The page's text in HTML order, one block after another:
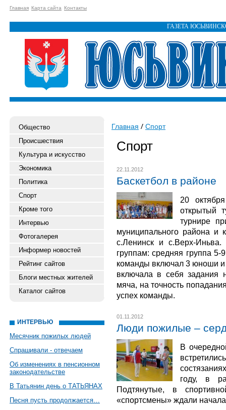
Главная Карта сайта Контакты
ГАЗЕТА
Общество
Происшествия
Культура и искусство
Экономика
Политика
Спорт
Кроме того
Интервью
Фотогалерея
Информер новостей
Рейтинг сайтов
Блоги местных жителей
Каталог сайтов
ИНТЕРВЬЮ
Месячник пожилых людей
Спрашивали - отвечаем
Об изменениях в пенсионном
законодательстве
В Татьянин день о ТАТЬЯНАХ
Песня пусть продолжается…
Главная Спорт
Спорт
22.11.2012
Баскетбол в районе
20
открытый
турнире
муниципального района и
с.Ленинск и с.Верх-
группам: средняя группа 5-
команды включал 3 юноши
включала в себя задания
мяча, на точность
успех команды.
01.11.2012
Люди пожилые –
В
году, в
Подтянутые, в
«спортсмены» ждали